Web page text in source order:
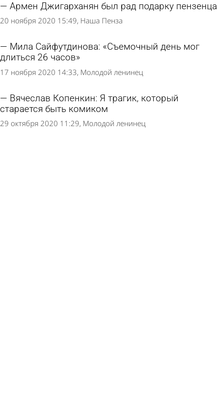
Армен Джигарханян был рад подарку пензенца
20 ноября 2020 15:49 Наша Пенза
Мила Сайфутдинова: «Съемочный день мог
длиться 26 часов»
17 ноября 2020 14:33 Молодой ленинец
Вячеслав Копенкин: Я трагик, который
старается быть комиком
29 октября 2020 11:29 Молодой ленинец